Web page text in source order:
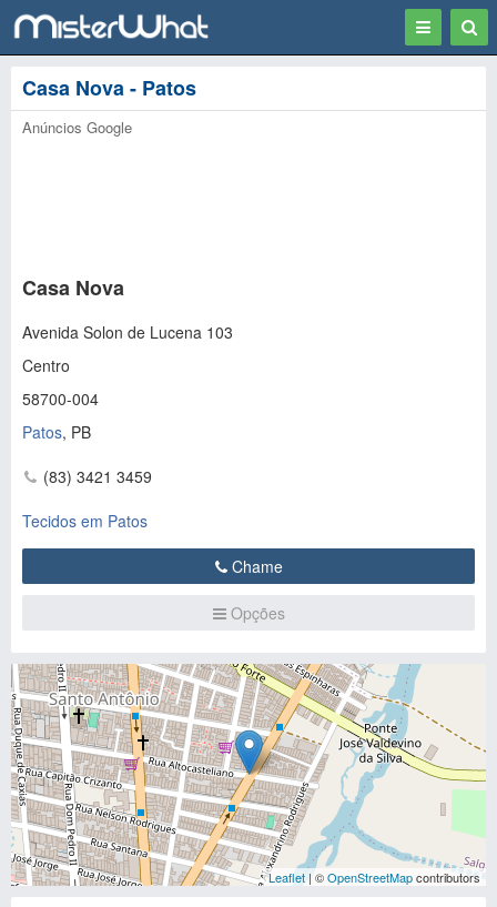
Toggle
Casa Nova - Patos
Anúncios Google
Casa Nova
Avenida Solon de Lucena 103
Centro
58700-004
Patos, PB
(83) 3421 3459
Tecidos em Patos
Chame
Opções
Leaflet | ©OpenStreetMapcontributors